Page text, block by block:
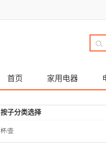
首页 家用电器
按子分类选择
杯/壶